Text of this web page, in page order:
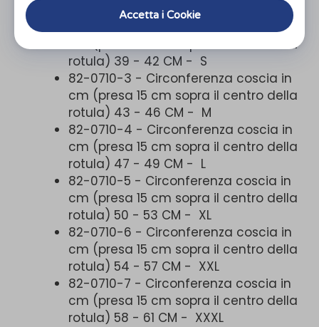
rotula) 35 - 38 CM - XS
82-0710-2 - Circonferenza coscia in
cm (presa 15 cm sopra il centro della
rotula) 39 - 42 CM - S
82-0710-3 - Circonferenza coscia in
cm (presa 15 cm sopra il centro della
rotula) 43 - 46 CM - M
82-0710-4 - Circonferenza coscia in
cm (presa 15 cm sopra il centro della
rotula) 47 - 49 CM - L
82-0710-5 - Circonferenza coscia in
cm (presa 15 cm sopra il centro della
rotula) 50 - 53 CM - XL
82-0710-6 - Circonferenza coscia in
cm (presa 15 cm sopra il centro della
rotula) 54 - 57 CM - XXL
82-0710-7 - Circonferenza coscia in
cm (presa 15 cm sopra il centro della
rotula) 58 - 61 CM - XXXL
Accetta i Cookie